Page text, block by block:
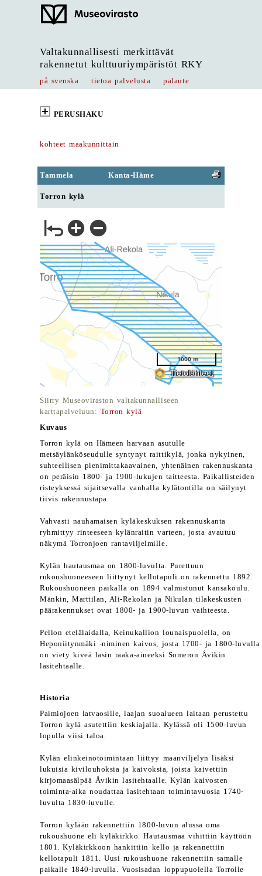
Valtakunnallisesti merkittävät
rakennetut kulttuuriympäristöt RKY
på svenska tietoa palvelusta palaute
PERUSHAKU
kohteet maakunnittain
Tammela Kanta-Häme
Torron kylä
Siirry Museoviraston valtakunnalliseen
karttapalveluun: Torron kylä
Kuvaus
Torron kylä on Hämeen harvaan asutulle
metsäylänköseudulle syntynyt raittikylä, jonka nykyinen,
suhteellisen pienimittakaavainen, yhtenäinen rakennuskanta
on peräisin 1800- ja 1900-lukujen taitteesta. Paikallisteiden
risteyksessä sijaitsevalla vanhalla kylätontilla on säilynyt
tiivis rakennustapa.
Vahvasti nauhamaisen kyläkeskuksen rakennuskanta
ryhmittyy rinteeseen kylänraitin varteen, josta avautuu
näkymä Torronjoen rantaviljelmille.
Kylän hautausmaa on 1800-luvulta. Purettuun
rukoushuoneeseen liittynyt kellotapuli on rakennettu 1892.
Rukoushuoneen paikalla on 1894 valmistunut kansakoulu.
Mänkin, Marttilan, Ali-Rekolan ja Nikulan tilakeskusten
päärakennukset ovat 1800- ja 1900-luvun vaihteesta.
Pellon etelälaidalla, Keinukallion lounaispuolella, on
Heponiitynmäki -niminen kaivos, josta 1700- ja 1800-luvulla
on viety kiveä lasin raaka-aineeksi Someron Åvikin
lasitehtaalle.
Historia
Paimiojoen latvaosille, laajan suoalueen laitaan perustettu
Torron kylä asutettiin keskiajalla. Kylässä oli 1500-luvun
lopulla viisi taloa.
Kylän elinkeinotoimintaan liittyy maanviljelyn lisäksi
lukuisia kivilouhoksia ja kaivoksia, joista kaivettiin
kirjomaasälpää Åvikin lasitehtaalle. Kylän kaivosten
toiminta-aika noudattaa lasitehtaan toimintavuosia 1740-
luvulta 1830-luvulle.
Torron kylään rakennettiin 1800-luvun alussa oma
rukoushuone eli kyläkirkko. Hautausmaa vihittiin käyttöön
1801. Kyläkirkkoon hankittiin kello ja rakennettiin
kellotapuli 1811. Uusi rukoushuone rakennettiin samalle
paikalle 1840-luvulla. Vuosisadan loppupuolella Torrolle